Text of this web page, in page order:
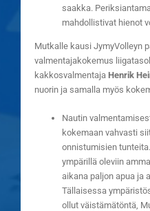
saakka.
mahdollistivat hienot
Mutkalle kausi JymyVolleyn
valmentajakokemus
kakkosvalmentaja Henrik
nuorin ja samalla myös
Nautin
kokemaan vahvasti
onnistumisien
ympärillä oleviin
aikana paljon apua ja
Tällaisessa
ollut väistämätöntä,